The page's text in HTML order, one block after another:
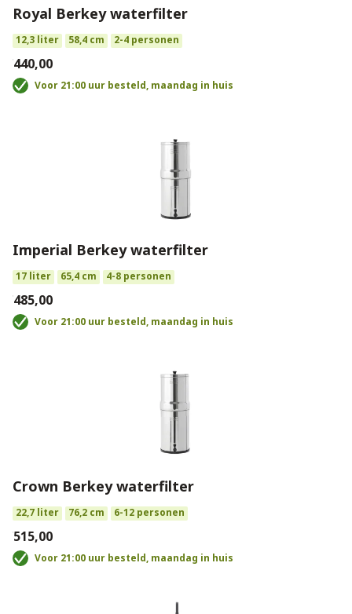
Royal Berkey waterfilter
12,3 liter 58,4 cm 2-4 personen
€440,00
Voor 21:00 uur besteld, maandag in huis
Imperial Berkey waterfilter
17 liter 65,4 cm 4-8 personen
€485,00
Voor 21:00 uur besteld, maandag in huis
Crown Berkey waterfilter
22,7 liter 76,2 cm 6-12 personen
€515,00
Voor 21:00 uur besteld, maandag in huis